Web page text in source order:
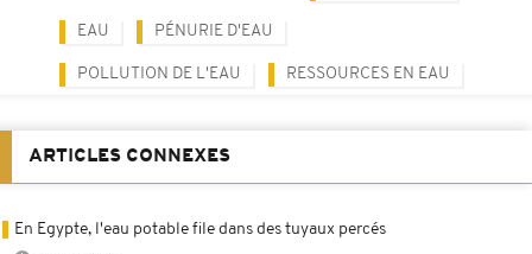
EAU PÉNURIE D'EAU
POLLUTION DE L'EAU RESSOURCES EN EAU
ARTICLES CONNEXES
En Egypte, l'eau potable file dans des tuyaux percés